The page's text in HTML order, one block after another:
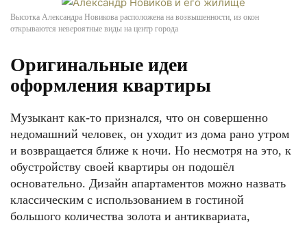
Высотка Александра Новикова расположена на возвышенности, из окон
открываются невероятные виды на центр города
Оригинальные идеи
оформления квартиры
Музыкант как-то признался, что он совершенно
недомашний человек, он уходит из дома рано утром
и возвращается ближе к ночи. Но несмотря на это, к
обустройству своей квартиры он подошёл
основательно. Дизайн апартаментов можно назвать
классическим с использованием в гостиной
большого количества золота и антиквариата,